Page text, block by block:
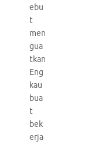
ebu
t
men
gua
tkan
Eng
kau
bua
t
bek
erja